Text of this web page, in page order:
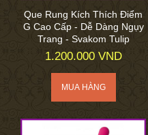
Que Rung Kích Thích Điểm
G Cao Cấp - Dễ Dàng Ngụy
Trang - Svakom Tulip
1.200.000 VND